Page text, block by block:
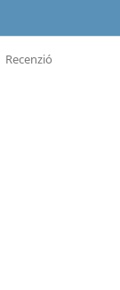
Recenzió